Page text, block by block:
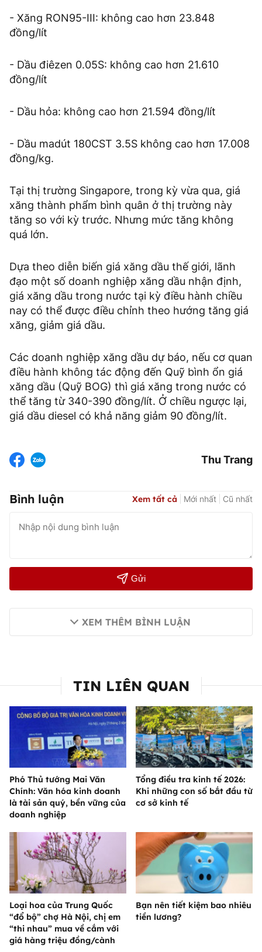
- Xăng RON95-III: không cao hơn 23.848
đồng/lít
- Dầu điêzen 0.05S: không cao hơn 21.610
đồng/lít
- Dầu hỏa: không cao hơn 21.594 đồng/lít
- Dầu madút 180CST 3.5S không cao hơn 17.008
đồng/kg.
Tại thị trường Singapore, trong kỳ vừa qua, giá
xăng thành phẩm bình quân ở thị trường này
tăng so với kỳ trước. Nhưng mức tăng không
quá lớn.
Dựa theo diễn biến giá xăng dầu thế giới, lãnh
đạo một số doanh nghiệp xăng dầu nhận định,
giá xăng dầu trong nước tại kỳ điều hành chiều
nay có thể được điều chỉnh theo hướng tăng giá
xăng, giảm giá dầu.
Các doanh nghiệp xăng dầu dự báo, nếu cơ quan
điều hành không tác động đến Quỹ bình ổn giá
xăng dầu (Quỹ BOG) thì giá xăng trong nước có
thể tăng từ 340-390 đồng/lít. Ở chiều ngược lại,
giá dầu diesel có khả năng giảm 90 đồng/lít.
Thu Trang
Bình luận Xem tất cả Mới nhất Cũ nhất
Gửi
XEM THÊM BÌNH LUẬN
TIN LIÊN QUAN
Phó Thủ tướng Mai Văn
Chính: Văn hóa kinh doanh
là tài sản quý, bền vững của
doanh nghiệp
Tổng điều tra kinh tế 2026:
Khi những con số bắt đầu từ
cơ sở kinh tế
Loại hoa của Trung Quốc
“đổ bộ” chợ Hà Nội, chị em
“thi nhau” mua về cắm với
giá hàng triệu đồng/cành
Bạn nên tiết kiệm bao nhiêu
tiền lương?